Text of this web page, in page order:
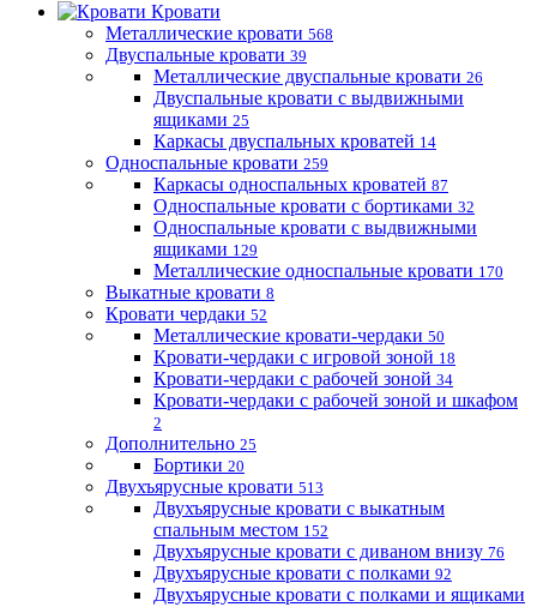
Кровати
Металлические кровати 568
Двуспальные кровати 39
Металлические двуспальные кровати 26
Двуспальные кровати с выдвижными
ящиками 25
Каркасы двуспальных кроватей 14
Односпальные кровати 259
Каркасы односпальных кроватей 87
Односпальные кровати с бортиками 32
Односпальные кровати с выдвижными
ящиками 129
Металлические односпальные кровати 170
Выкатные кровати 8
Кровати чердаки 52
Металлические кровати-чердаки 50
Кровати-чердаки с игровой зоной 18
Кровати-чердаки с рабочей зоной 34
Кровати-чердаки с рабочей зоной и шкафом
2
Дополнительно 25
Бортики 20
Двухъярусные кровати 513
Двухъярусные кровати с выкатным
спальным местом 152
Двухъярусные кровати с диваном внизу 76
Двухъярусные кровати с полками 92
Двухъярусные кровати с полками и ящиками